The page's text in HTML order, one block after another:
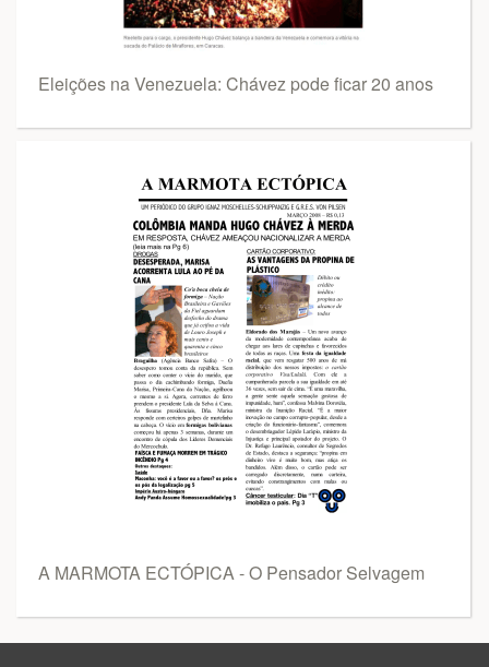
Eleições na Venezuela: Chávez pode ficar 20 anos
A MARMOTA ECTÓPICA - O Pensador Selvagem